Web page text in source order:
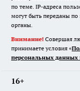
по теме. IP-адреса
могут быть переданы по
органы.
Внимание! Совершая
принимаете условия «
персональных данных
16+